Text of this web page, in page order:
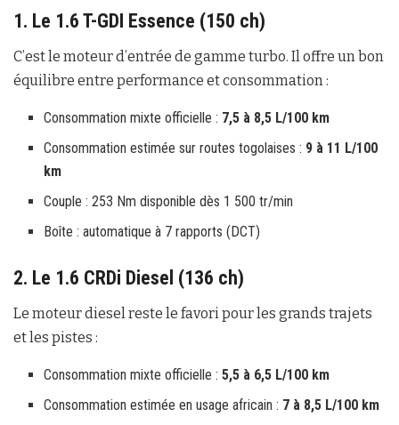
1. Le 1.6 T-GDI Essence (150 ch)
C’est le moteur d’entrée de gamme turbo. Il offre un bon
équilibre entre performance et consommation :
Consommation mixte officielle : 7,5 à 8,5 L/100 km
Consommation estimée sur routes togolaises : 9 à 11 L/100
km
Couple : 253 Nm disponible dès 1 500 tr/min
Boîte : automatique à 7 rapports (DCT)
2. Le 1.6 CRDi Diesel (136 ch)
Le moteur diesel reste le favori pour les grands trajets
et les pistes :
Consommation mixte officielle :5,5 à 6,5 L/100 km
Consommation estimée en usage africain : 7 à 8,5 L/100 km